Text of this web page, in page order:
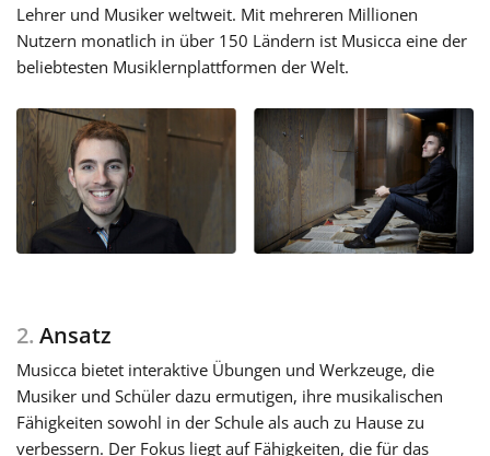
日本語
Polski
Português
Svenska
Tiếng Việt
Lehrer und Musiker weltweit. Mit mehreren Millionen
Nutzern monatlich in über 150 Ländern ist Musicca eine der
beliebtesten Musiklernplattformen der Welt.
2. Ansatz
Musicca bietet interaktive Übungen und Werkzeuge, die
Musiker und Schüler dazu ermutigen, ihre musikalischen
Fähigkeiten sowohl in der Schule als auch zu Hause zu
verbessern. Der Fokus liegt auf Fähigkeiten, die für das